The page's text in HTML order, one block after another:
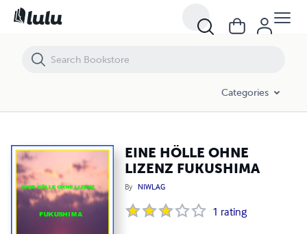
Categories
EINE HÖLLE OHNE
LIZENZ FUKUSHIMA
By NIWLAG
1 rating
EINE HÖLLE OHNE LIZENZ FUKUSHIMA